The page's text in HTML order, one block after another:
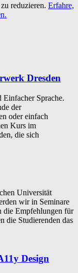
reduzieren. Erfahre,
Dresden
Sprache.
der
oder einfach
Kurs im
die sich
Universität
wir in Seminare
die Empfehlungen für
die Studierenden das
Design